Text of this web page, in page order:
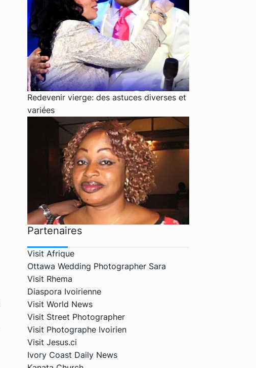
Redevenir vierge: des astuces diverses et
variées
Partenaires
Visit Afrique
Ottawa Wedding Photographer Sara
Visit Rhema
Diaspora Ivoirienne
Visit World News
Visit Street Photographer
Visit Photographe Ivoirien
Visit Jesus.ci
Ivory Coast Daily News